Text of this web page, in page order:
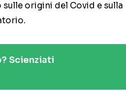
origini del Covid e sulla
Scienziati